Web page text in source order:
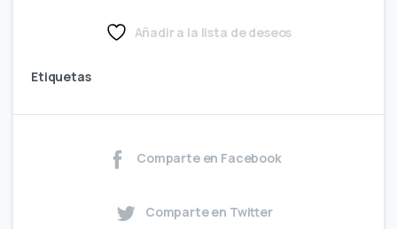
Añadir a la lista de deseos
Etiquetas
Comparte en Facebook
Comparte en Twitter